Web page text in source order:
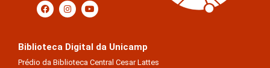
Biblioteca Digital da Unicamp
Prédio da Biblioteca Central Cesar Lattes